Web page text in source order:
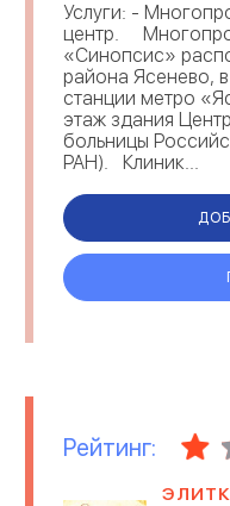
Услуги: -
центр.
«Синопсис»
района Ясенево,
станции метро
этаж здания
больницы
РАН). Клиник...
Рейтинг: